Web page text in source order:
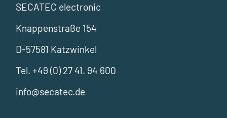
SECATEC electronic
Knappenstraße 154
D-57581 Katzwinkel
Tel. +49 (0) 27 41. 94 600
info@secatec.de